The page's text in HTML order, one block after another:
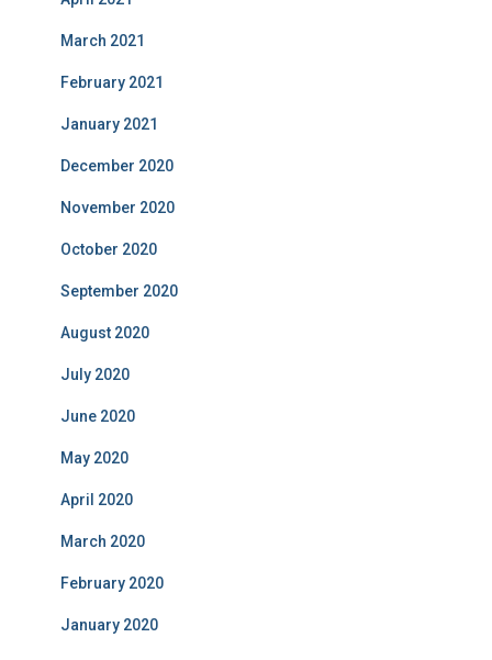
March 2021
February 2021
January 2021
December 2020
November 2020
October 2020
September 2020
August 2020
July 2020
June 2020
May 2020
April 2020
March 2020
February 2020
January 2020